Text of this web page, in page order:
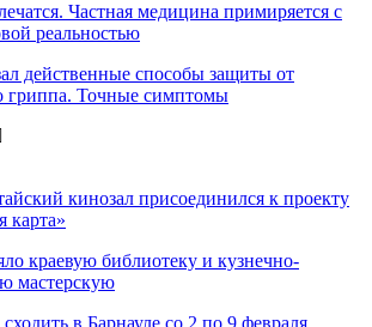
Частная медицина примиряется с
реальностью
действенные способы защиты от
гриппа. Точные симптомы
кинозал присоединился к проекту
карта»
краевую библиотеку и кузнечно-
мастерскую
в Барнауле со 2 по 9 февраля